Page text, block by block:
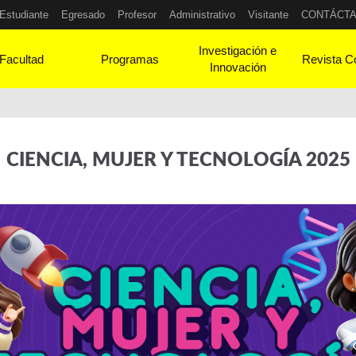
Estudiante Egresado Profesor Administrativo Visitante
Facultad Programas
Investigación e
Innovación
Revista
CIENCIA, MUJER Y TECNOLOGÍA 2025